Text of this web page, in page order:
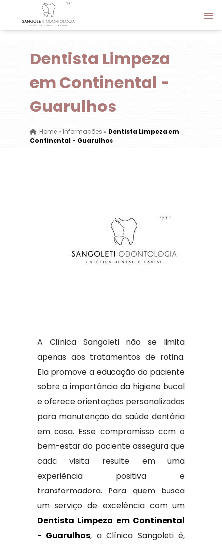
Dentista Limpeza
em Continental -
Guarulhos
Home» Informações » Dentista Limpeza em
Continental - Guarulhos
A Clínica Sangoleti não se limita
apenas aos tratamentos de rotina.
Ela promove a educação do paciente
sobre a importância da higiene bucal
e oferece orientações personalizadas
para manutenção da saúde dentária
em casa. Esse compromisso com o
bem-estar do paciente assegura que
cada visita resulte em uma
experiência positiva e
transformadora. Para quem busca
um serviço de excelência com um
Dentista Limpeza em Continental
- Guarulhos, a Clínica Sangoleti é,